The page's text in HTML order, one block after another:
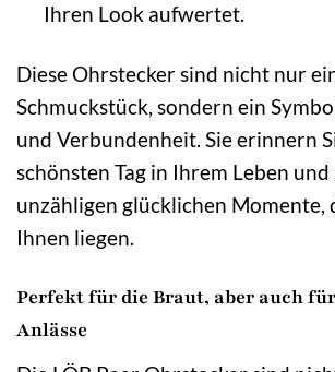
Ihren Look aufwertet.
Diese Ohrstecker sind nicht nur
Schmuckstück, sondern ein
und Verbundenheit. Sie erinnern
schönsten Tag in Ihrem Leben und
unzähligen glücklichen Momente,
Ihnen liegen.
Perfekt für die Braut, aber auch
Anlässe